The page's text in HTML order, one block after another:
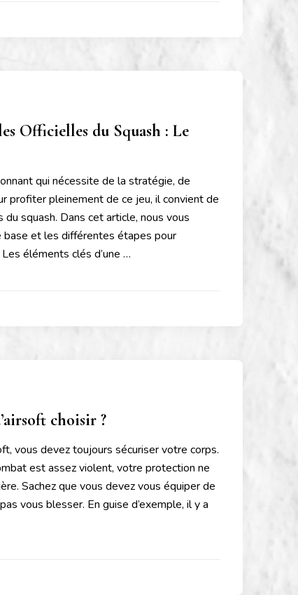
Officielles du Squash : Le
qui nécessite de la stratégie, de
profiter pleinement de ce jeu, il convient de
squash. Dans cet article, nous vous
base et les différentes étapes pour
éléments clés d’une …
choisir ?
vous devez toujours sécuriser votre corps.
est assez violent, votre protection ne
Sachez que vous devez vous équiper de
vous blesser. En guise d’exemple, il y a